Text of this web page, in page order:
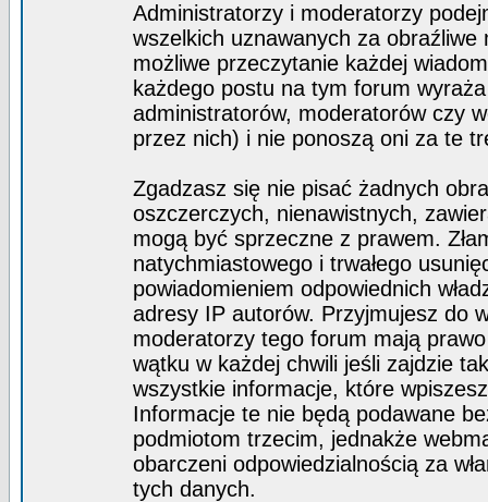
Administratorzy i moderatorzy
wszelkich uznawanych za obraźliwe
możliwe przeczytanie każdej
każdego postu na tym forum
administratorów, moderatorów czy
przez nich) i nie ponoszą oni za te
Zgadzasz się nie pisać żadnych
oszczerczych, nienawistnych,
mogą być sprzeczne z prawem.
natychmiastowego i trwałego
powiadomieniem odpowiednich
adresy IP autorów. Przyjmujesz do
moderatorzy tego forum mają
wątku w każdej chwili jeśli zajdzie
wszystkie informacje, które
Informacje te nie będą podawane
podmiotom trzecim, jednakże
obarczeni odpowiedzialnością za
tych danych.